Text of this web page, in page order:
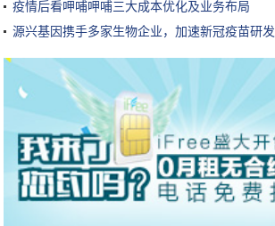
疫情后看呷哺呷哺三大成本优化及业务布局
源兴基因携手多家生物企业，加速新冠疫苗研发